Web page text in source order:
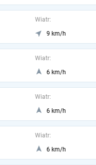
Wiatr:
9 km/h
Wiatr:
6 km/h
Wiatr:
6 km/h
Wiatr:
6 km/h